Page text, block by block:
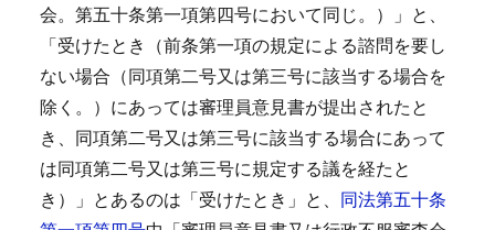
会。第五十条第一項第四号において同じ。）」と、
「受けたとき（前条第一項の規定による諮問を要し
ない場合（同項第二号又は第三号に該当する場合を
除く。）にあっては審理員意見書が提出されたと
き、同項第二号又は第三号に該当する場合にあって
は同項第二号又は第三号に規定する議を経たと
き）」とあるのは「受けたとき」と、 同法第五十条